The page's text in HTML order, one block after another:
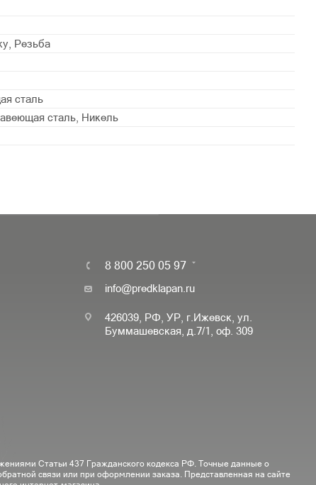
Резьба
сталь
сталь, Никель
8 800 250 05 97
info@predklapan.ru
426039, РФ, УР, г.Ижевск, ул.
Буммашевская, д.7/1, оф. 309
Статьи 437 Гражданского кодекса РФ. Точные данные о
связи или при оформлении заказа. Представленная на сайте